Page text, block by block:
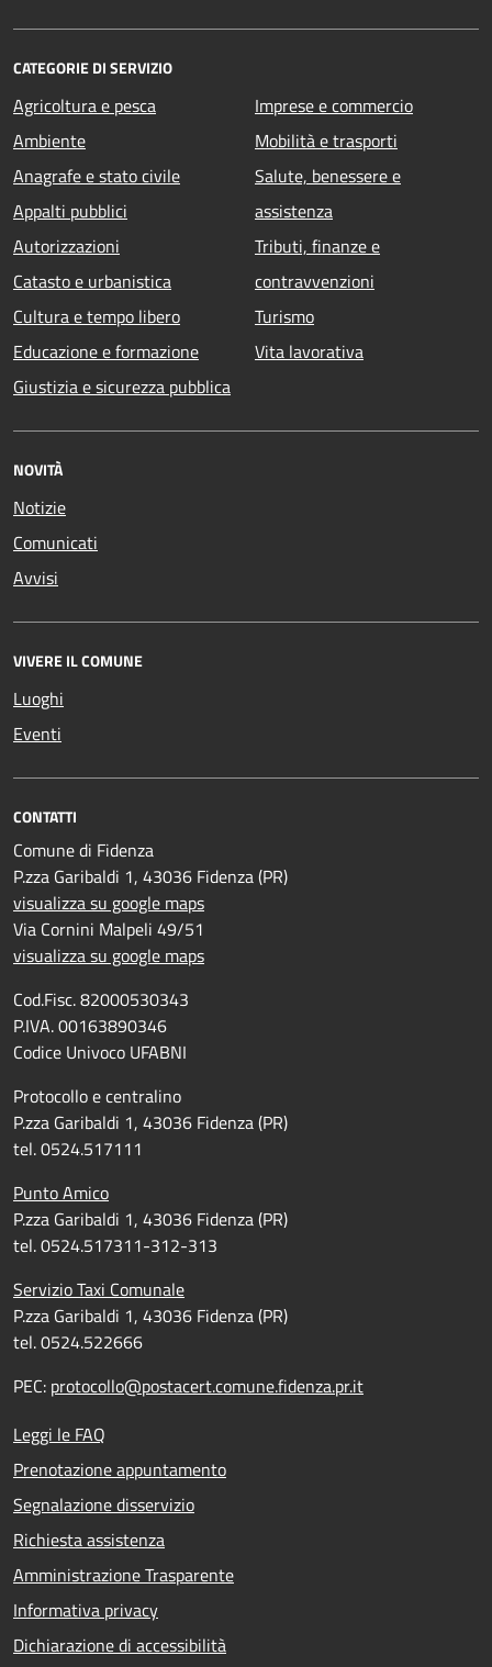
CATEGORIE DI SERVIZIO
Agricoltura e pesca
Ambiente
Anagrafe e stato civile
Appalti pubblici
Autorizzazioni
Catasto e urbanistica
Cultura e tempo libero
Educazione e formazione
Giustizia e sicurezza pubblica
Imprese e commercio
Mobilità e trasporti
Salute, benessere e
assistenza
Tributi, finanze e
contravvenzioni
Turismo
Vita lavorativa
NOVITÀ
Notizie
Comunicati
Avvisi
VIVERE IL COMUNE
Luoghi
Eventi
CONTATTI
Comune di Fidenza
P.zza Garibaldi 1, 43036 Fidenza (PR)
visualizza su google maps
Via Cornini Malpeli 49/51
visualizza su google maps
Cod.Fisc. 82000530343
P.IVA. 00163890346
Codice Univoco UFABNI
Protocollo e centralino
P.zza Garibaldi 1, 43036 Fidenza (PR)
tel. 0524.517111
Punto Amico
P.zza Garibaldi 1, 43036 Fidenza (PR)
tel. 0524.517311-312-313
Servizio Taxi Comunale
P.zza Garibaldi 1, 43036 Fidenza (PR)
tel. 0524.522666
PEC: protocollo@postacert.comune.fidenza.pr.it
Leggi le FAQ
Prenotazione appuntamento
Segnalazione disservizio
Richiesta assistenza
Amministrazione Trasparente
Informativa privacy
Dichiarazione di accessibilità